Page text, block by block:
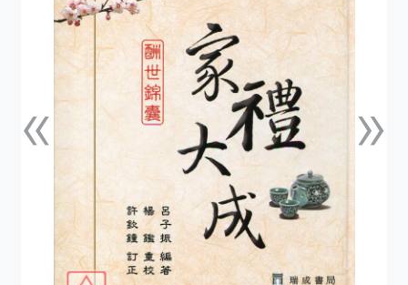
«
上一張 »下一